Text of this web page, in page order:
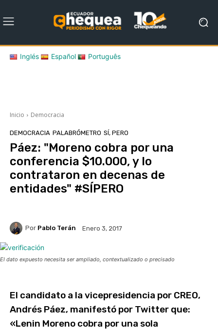
Inglés Español Português
Inicio Democracia
DEMOCRACIA PALABRÓMETRO SÍ, PERO
Páez: "Moreno cobra por una
conferencia $10.000, y lo
contrataron en decenas de
entidades" #SÍPERO
Por Pablo Terán Enero 3, 2017
El dato expuesto necesita ser ampliado, contextualizado o precisado
El candidato a la vicepresidencia por CREO,
Andrés Páez, manifestó por Twitter que:
«Lenin Moreno cobra por una sola